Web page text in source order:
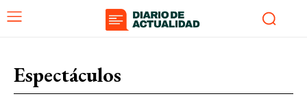
Espectáculos